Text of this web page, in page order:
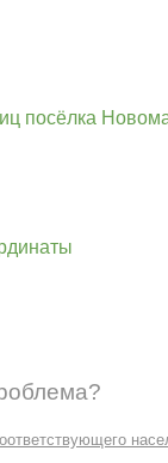
посёлка